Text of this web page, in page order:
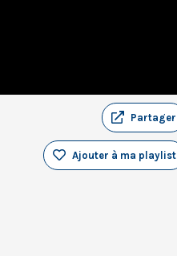
Partager
Ajouter à ma playlist